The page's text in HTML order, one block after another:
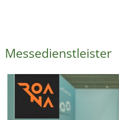
Messedienstleister